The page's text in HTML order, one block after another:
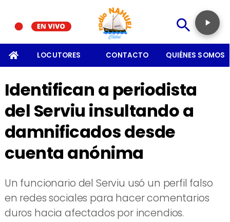
LOCUTORES CONTACTO QUIÉNES SOMOS
Identifican a periodista
del Serviu insultando a
damnificados desde
cuenta anónima
Un funcionario del Serviu usó un perfil falso
en redes sociales para hacer comentarios
duros hacia afectados por incendios.